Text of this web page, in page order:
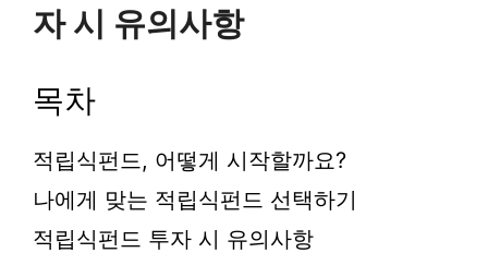
자 시 유의사항
목차
적립식펀드, 어떻게 시작할까요?
나에게 맞는 적립식펀드 선택하기
적립식펀드 투자 시 유의사항